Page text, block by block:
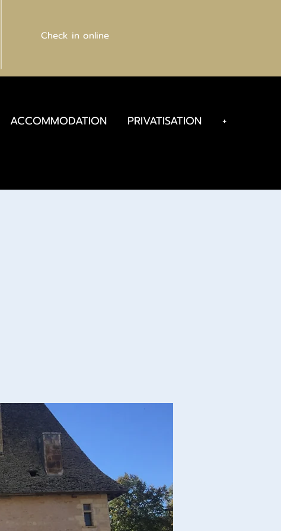
Check in online
ACCOMMODATION PRIVATISATION +